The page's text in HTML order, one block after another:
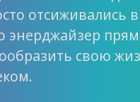
отсиживались в
энерджайзер
свою